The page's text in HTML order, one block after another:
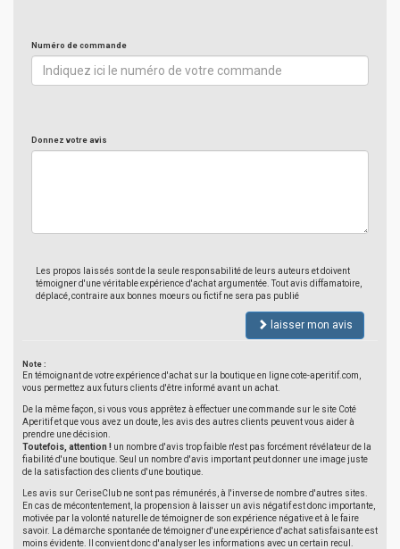
Numéro de commande
Donnez votre avis
Les propos laissés sont de la seule responsabilité de leurs auteurs et doivent
témoigner d'une véritable expérience d'achat argumentée. Tout avis diffamatoire,
déplacé, contraire aux bonnes moeurs ou fictif ne sera pas publié
laisser mon avis
Note :
En témoignant de votre expérience d'achat sur la boutique en ligne cote-aperitif.com,
vous permettez aux futurs clients d'être informé avant un achat.
De la même façon, si vous vous apprêtez à effectuer une commande sur le site Coté
Aperitif et que vous avez un doute, les avis des autres clients peuvent vous aider à
prendre une décision.
Toutefois, attention ! un nombre d'avis trop faible n'est pas forcément révélateur de la
fiabilité d'une boutique. Seul un nombre d'avis important peut donner une image juste
de la satisfaction des clients d'une boutique.
Les avis sur CeriseClub ne sont pas rémunérés, à l'inverse de nombre d'autres sites.
En cas de mécontentement, la propension à laisser un avis négatif est donc importante,
motivée par la volonté naturelle de témoigner de son expérience négative et à le faire
savoir. La démarche spontanée de témoigner d'une expérience d'achat satisfaisante est
moins évidente. Il convient donc d'analyser les informations avec un certain recul.